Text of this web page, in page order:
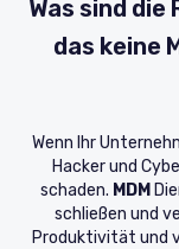
Was sind
das keine
Wenn Ihr
Hacker und
schaden. MDM
schließen und
Produktivität und